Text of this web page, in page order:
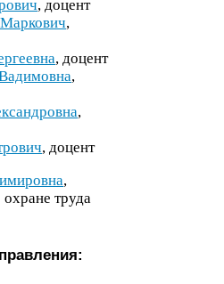
, доцент
,
, доцент
,
,
, доцент
,
труда